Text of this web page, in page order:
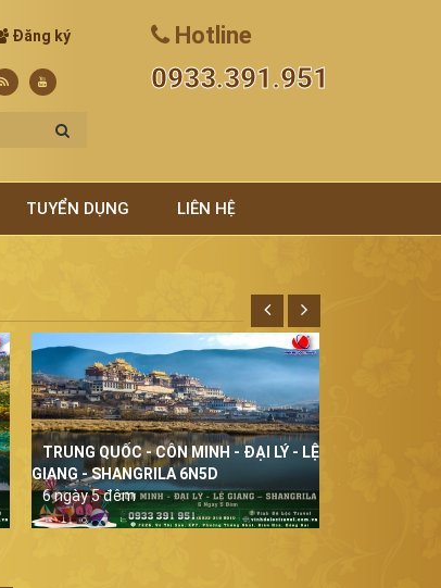
Đăng ký Hotline
0933.391.951
TUYỂN DỤNG LIÊN HỆ
TRUNG QUỐC - CÔN MINH - ĐẠI LÝ - LỆ
GIANG - SHANGRILA 6N5D
6 ngày 5 đêm